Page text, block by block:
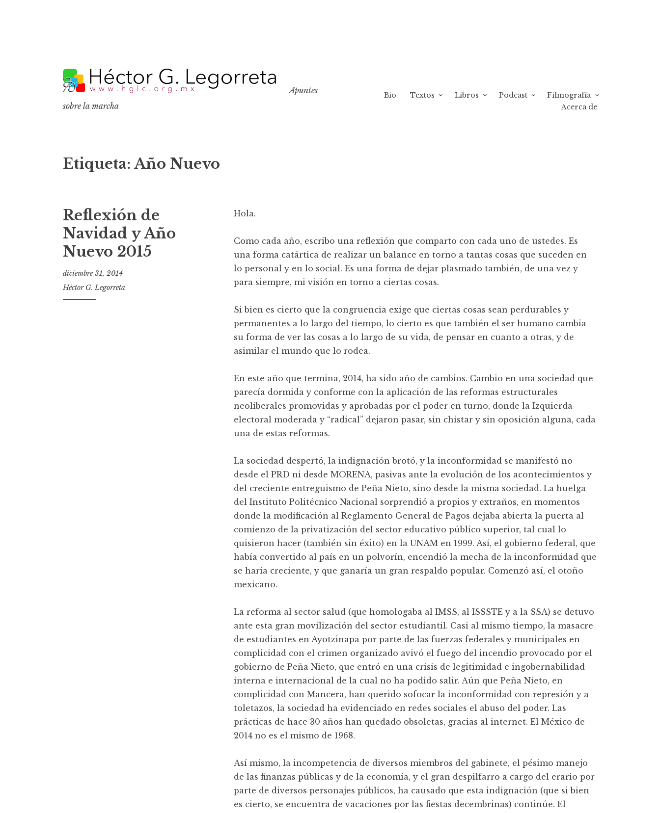
k
i
p
o
n
n
t
Apuntes
sobre la marcha
Bio Textos Libros Podcast
Filmografía
Acerca de
Etiqueta: Año Nuevo
Reflexión de
Navidad y Año
Nuevo 2015
diciembre 31, 2014
Héctor G. Legorreta
Hola.
Como cada año, escribo una reflexión que comparto con cada uno de ustedes. Es
una forma catártica de realizar un balance en torno a tantas cosas que suceden en
lo personal y en lo social. Es una forma de dejar plasmado también, de una vez y
para siempre, mi visión en torno a ciertas cosas.
Si bien es cierto que la congruencia exige que ciertas cosas sean perdurables y
permanentes a lo largo del tiempo, lo cierto es que también el ser humano cambia
su forma de ver las cosas a lo largo de su vida, de pensar en cuanto a otras, y de
asimilar el mundo que lo rodea.
En este año que termina, 2014, ha sido año de cambios. Cambio en una sociedad que
parecía dormida y conforme con la aplicación de las reformas estructurales
neoliberales promovidas y aprobadas por el poder en turno, donde la Izquierda
electoral moderada y “radical” dejaron pasar, sin chistar y sin oposición alguna, cada
una de estas reformas.
La sociedad despertó, la indignación brotó, y la inconformidad se manifestó no
desde el PRD ni desde MORENA, pasivas ante la evolución de los acontecimientos y
del creciente entreguismo de Peña Nieto, sino desde la misma sociedad. La huelga
del Instituto Politécnico Nacional sorprendió a propios y extraños, en momentos
donde la modificación al Reglamento General de Pagos dejaba abierta la puerta al
comienzo de la privatización del sector educativo público superior, tal cual lo
quisieron hacer (también sin éxito) en la UNAM en 1999. Así, el gobierno federal, que
había convertido al país en un polvorín, encendió la mecha de la inconformidad que
se haría creciente, y que ganaría un gran respaldo popular. Comenzó así, el otoño
mexicano.
La reforma al sector salud (que homologaba al IMSS, al ISSSTE y a la SSA) se detuvo
ante esta gran movilización del sector estudiantil. Casi al mismo tiempo, la masacre
de estudiantes en Ayotzinapa por parte de las fuerzas federales y municipales en
complicidad con el crimen organizado avivó el fuego del incendio provocado por el
gobierno de Peña Nieto, que entró en una crisis de legitimidad e ingobernabilidad
interna e internacional de la cual no ha podido salir. Aún que Peña Nieto, en
complicidad con Mancera, han querido sofocar la inconformidad con represión y a
toletazos, la sociedad ha evidenciado en redes sociales el abuso del poder. Las
prácticas de hace 30 años han quedado obsoletas, gracias al internet. El México de
2014 no es el mismo de 1968.
Así mismo, la incompetencia de diversos miembros del gabinete, el pésimo manejo
de las finanzas públicas y de la economía, y el gran despilfarro a cargo del erario por
parte de diversos personajes públicos, ha causado que esta indignación (que si bien
es cierto, se encuentra de vacaciones por las fiestas decembrinas) continúe. El